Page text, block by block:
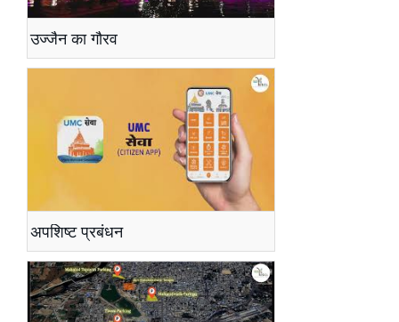
उज्जैन का गौरव
अपशिष्ट प्रबंधन